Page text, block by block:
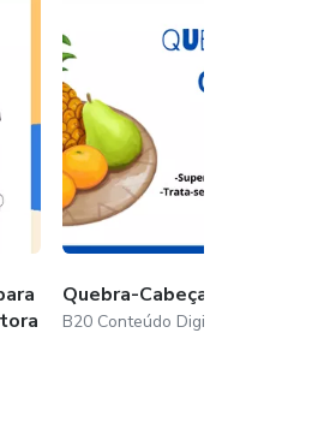
4 etapas:
Quebra-Cabeça de Frutas
B20 Conteúdo Digital